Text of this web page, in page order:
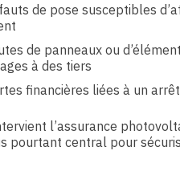
de pose susceptibles
de panneaux ou
à des tiers
financières liées à un
l’assurance
pourtant central pour